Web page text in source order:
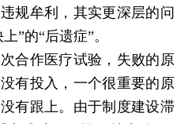
规牟利，其实更深层的问
”的“后遗症”。
作医疗试验，失败的原
有投入，一个很重要的原
有跟上。由于制度建设滞